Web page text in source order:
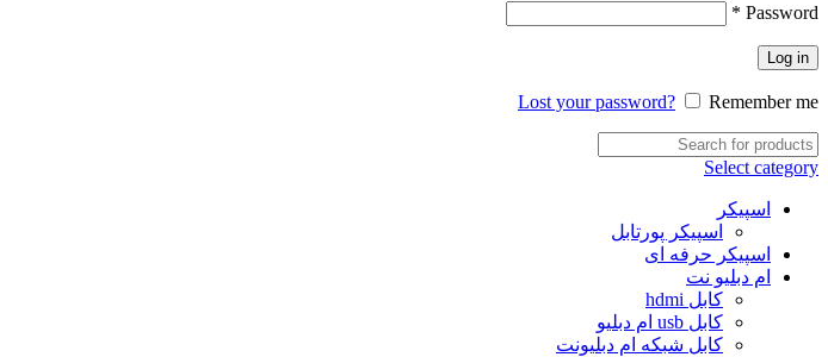
Password
*
Log in
Lost your password? Remember me
Select category
اسپیکر
اسپیکر پورتابل
اسپیکر حرفه ای
ام دبلیو نت
کابل hdmi
کابل usb ام دبلیو
کابل شبکه ام دبلیونت